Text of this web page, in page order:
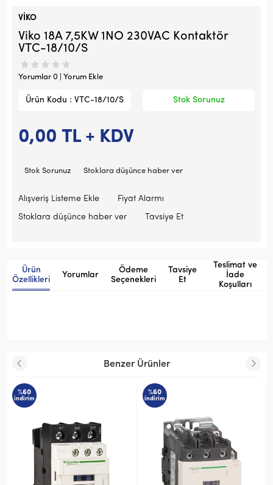
VİKO
Viko 18A 7,5KW 1NO 230VAC Kontaktör
VTC-18/10/S
Yorumlar 0 | Yorum Ekle
Ürün Kodu : VTC-18/10/S Stok Sorunuz
0,00 TL + KDV
Stok Sorunuz Stoklara düşünce haber ver
Alışveriş Listeme Ekle
Fiyat Alarmı
Stoklara düşünce haber ver
Tavsiye Et
Ürün
Özellikleri
Yorumlar
Ödeme
Seçenekleri
Tavsiye
Et
Teslimat ve
İade
Koşulları
Benzer Ürünler